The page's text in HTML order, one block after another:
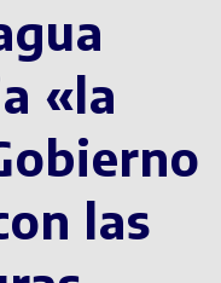
«la
las